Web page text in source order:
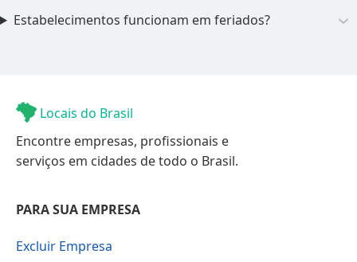
Estabelecimentos funcionam em feriados?
Locais do Brasil
Encontre empresas, profissionais e
serviços em cidades de todo o Brasil.
PARA SUA EMPRESA
Excluir Empresa